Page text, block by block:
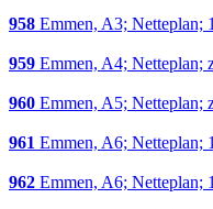
958 Emmen, A3; Netteplan;
959 Emmen, A4; Netteplan;
960 Emmen, A5; Netteplan;
961 Emmen, A6; Netteplan;
962 Emmen, A6; Netteplan;